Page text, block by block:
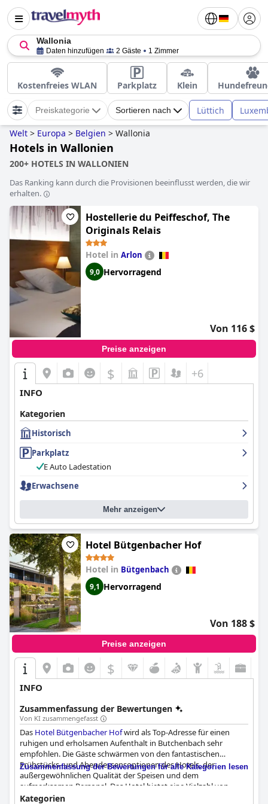
Wallonia
Daten hinzufügen 2 Gäste 1 Zimmer
Kostenfreies WLAN Parkplatz Klein
Preiskategorie Sortieren nach Lüttich
Welt > Europa > Belgien > Wallonia
Hotels in Wallonien
200+ HOTELS IN WALLONIEN
Das Ranking kann durch die Provisionen beeinflusst werden, die wir
erhalten.
Hostellerie du Peiffeschof, The
Originals Relais
Hotel in Arlon
9,0 Hervorragend
Von 116 $
Preise anzeigen
$ +6
INFO
Kategorien
Historisch
Parkplatz
E Auto Ladestation
Erwachsene
Mehr anzeigen
Hotel Bütgenbacher Hof
Hotel in Bütgenbach
9,1 Hervorragend
Von 188 $
Preise anzeigen
$
INFO
Zusammenfassung der Bewertungen
Von KI zusammengefasst
Das Hotel Bütgenbacher Hofwird als Top-Adresse für einen
ruhigen und erholsamen Aufenthalt in Butchenbach sehr
empfohlen. Die Gäste schwärmen von den fantastischen
Frühstücks- und Abendessensoptionen des Hotels, der
außergewöhnlichen Qualität der Speisen und dem
aufmerksamen Personal. Das Hotel bietet eine Vielzahl von
modernen, gut ausgestatteten und schön gestalteten Zimmern,
Zusammenfassung der Bewertungen für alle Kategorien lesen
Kategorien